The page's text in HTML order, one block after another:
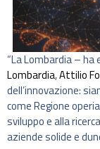
“La Lombardia –
Lombardia,Attilio
dell’innovazione:
come Regione
sviluppo e alla
aziende solide e